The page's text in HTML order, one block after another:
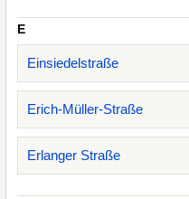
E
Einsiedelstraße
Erich-Müller-Straße
Erlanger Straße